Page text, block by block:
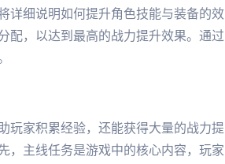
详细说明如何提升角色技能与装备的效
配，以达到最高的战力提升效果。通过
玩家积累经验，还能获得大量的战力提
，主线任务是游戏中的核心内容，玩家